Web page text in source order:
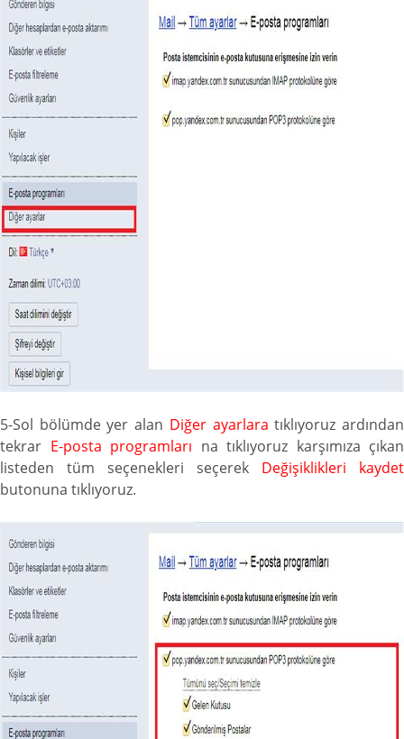
5-Sol bölümde yer alan Diğer ayarlara tıklıyoruz ardından
tekrar E-posta programları na tıklıyoruz karşımıza çıkan
listeden tüm seçenekleri seçerek Değişiklikleri kaydet
butonuna tıklıyoruz.